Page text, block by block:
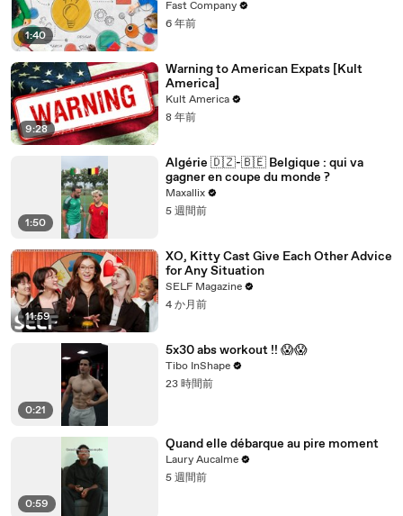
1:40
Fast Company
6 年前
9:28
Warning to American Expats [Kult
America]
Kult America
8 年前
1:50
Algérie 🇩🇿-🇧🇪 Belgique : qui va
gagner en coupe du monde ?
Maxallix
5 週間前
11:59
XO, Kitty Cast Give Each Other Advice
for Any Situation
SELF Magazine
4 か月前
0:21
5x30 abs workout !! 😱😱
Tibo InShape
23 時間前
0:59
Quand elle débarque au pire moment
Laury Aucalme
5 週間前